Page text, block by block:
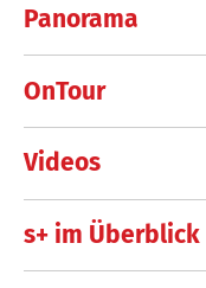
Panorama
OnTour
Videos
s+ im Überblick